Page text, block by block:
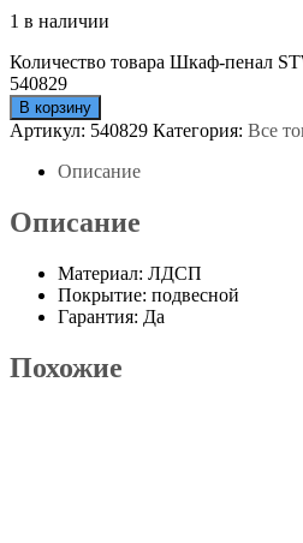
1 в наличии
Количество товара Шкаф-пенал
540829
В корзину
Артикул: 540829 Категория: Все
Описание
Описание
Материал: ЛДСП
Покрытие: подвесной
Гарантия: Да
Похожие